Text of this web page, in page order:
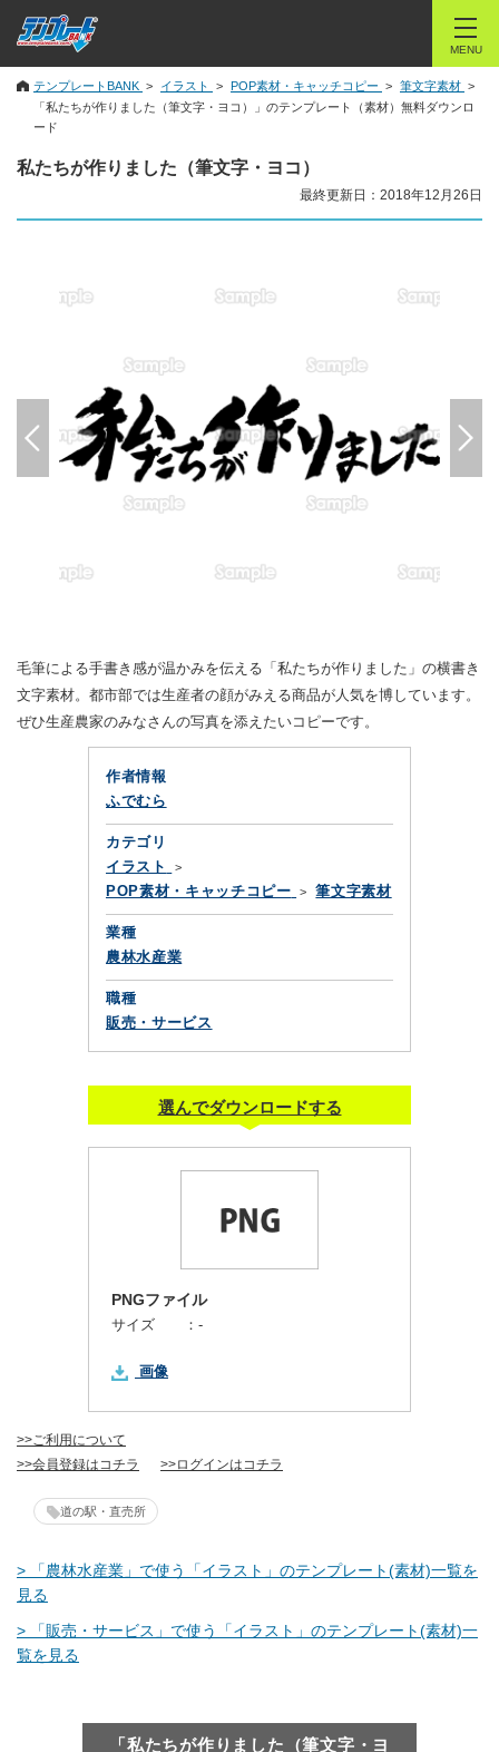
MENU
テンプレートBANK イラスト POP素材・キャッチコピー
筆文字素材
「私たちが作りました（筆文字・ヨコ）」のテンプレート（素材）無料ダウンロ
ード
私たちが作りました（筆文字・ヨコ）
最終更新日：2018年12月26日
毛筆による手書き感が温かみを伝える「私たちが作りました」の横書き
文字素材。都市部では生産者の顔がみえる商品が人気を博しています。
ぜひ生産農家のみなさんの写真を添えたいコピーです。
作者情報
ふでむら
カテゴリ
イラスト
POP素材・キャッチコピー
筆文字素材
業種
農林水産業
職種
販売・サービス
選んでダウンロードする
PNGファイル
サイズ ： -
画像
>>ご利用について
>>会員登録はコチラ
>>ログインはコチラ
道の駅・直売所
> 「農林水産業」で使う「イラスト」のテンプレート(素材)一覧を
見る
> 「販売・サービス」で使う「イラスト」のテンプレート(素材)一
覧を見る
「私たちが作りました（筆文字・ヨ